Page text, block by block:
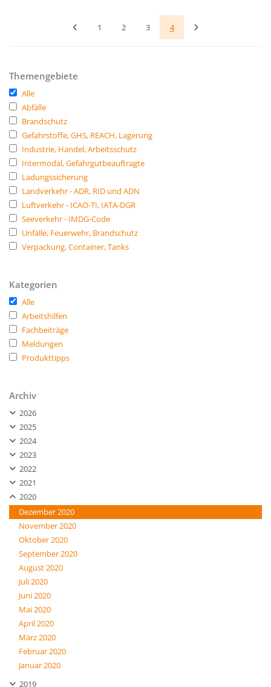
1 2 3 4
Themengebiete
Alle
Abfälle
Brandschutz
Gefahrstoffe, GHS, REACH, Lagerung
Industrie, Handel, Arbeitsschutz
Intermodal, Gefahrgutbeauftragte
Ladungssicherung
Landverkehr - ADR, RID und ADN
Luftverkehr - ICAO-TI, IATA-DGR
Seeverkehr - IMDG-Code
Unfälle, Feuerwehr, Brandschutz
Verpackung, Container, Tanks
Kategorien
Alle
Arbeitshilfen
Fachbeiträge
Meldungen
Produkttipps
Archiv
2026
2025
2024
2023
2022
2021
2020
Dezember 2020
November 2020
Oktober 2020
September 2020
August 2020
Juli 2020
Juni 2020
Mai 2020
April 2020
März 2020
Februar 2020
Januar 2020
2019